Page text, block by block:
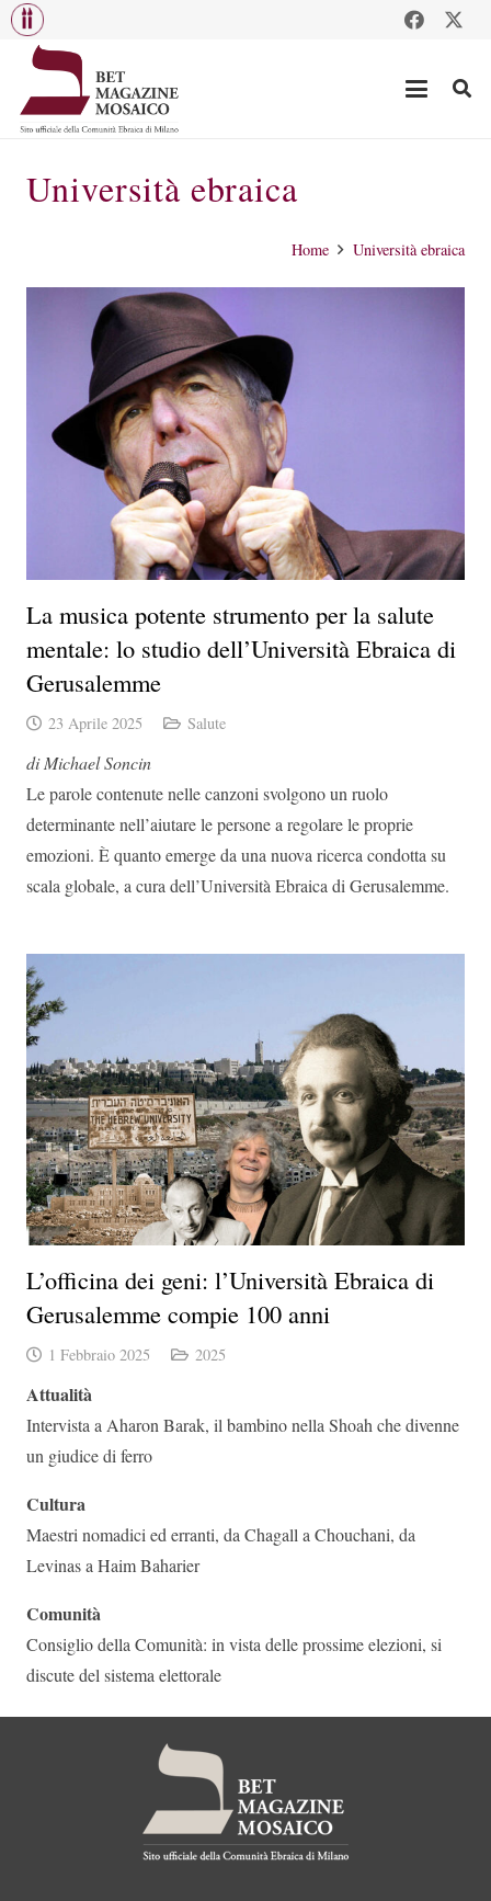
Università ebraica
Home Università ebraica
La musica potente strumento per la salute
mentale: lo studio dell’Università Ebraica di
Gerusalemme
23 Aprile 2025 Salute
di Michael Soncin
Le parole contenute nelle canzoni svolgono un ruolo
determinante nell’aiutare le persone a regolare le proprie
emozioni. È quanto emerge da una nuova ricerca condotta su
scala globale, a cura dell’Università Ebraica di Gerusalemme.
L’officina dei geni: l’Università Ebraica di
Gerusalemme compie 100 anni
1 Febbraio 2025 2025
Attualità
Intervista a Aharon Barak, il bambino nella Shoah che divenne
un giudice di ferro
Cultura
Maestri nomadici ed erranti, da Chagall a Chouchani, da
Levinas a Haim Baharier
Comunità
Consiglio della Comunità: in vista delle prossime elezioni, si
discute del sistema elettorale